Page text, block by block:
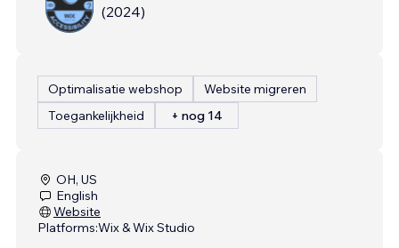
(2024)
Optimalisatie webshop
Website migreren
Toegankelijkheid
+ nog 14
OH, US
English
Website
Platforms:Wix & Wix Studio